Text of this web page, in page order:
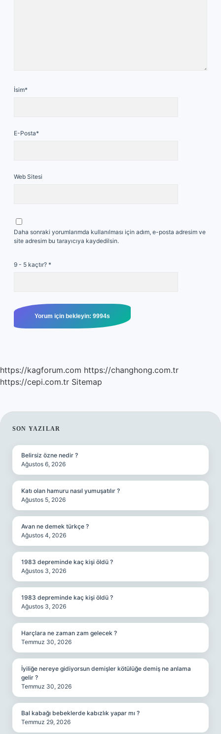
İsim*
E-Posta*
Web Sitesi
Daha sonraki yorumlarımda kullanılması için adım, e-posta adresim ve
site adresim bu tarayıcıya kaydedilsin.
9 - 5 kaçtır? *
https://kagforum.com https://changhong.com.tr
https://cepi.com.tr Sitemap
SIDEBAR
SON YAZILAR
Belirsiz özne nedir ?
Ağustos 6, 2026
Katı olan hamuru nasıl yumuşatılır ?
Ağustos 5, 2026
Avan ne demek türkçe ?
Ağustos 4, 2026
1983 depreminde kaç kişi öldü ?
Ağustos 3, 2026
1983 depreminde kaç kişi öldü ?
Ağustos 3, 2026
Harçlara ne zaman zam gelecek ?
Temmuz 30, 2026
İyiliğe nereye gidiyorsun demişler kötülüğe demiş ne anlama
gelir ?
Temmuz 30, 2026
Bal kabağı bebeklerde kabızlık yapar mı ?
Temmuz 29, 2026